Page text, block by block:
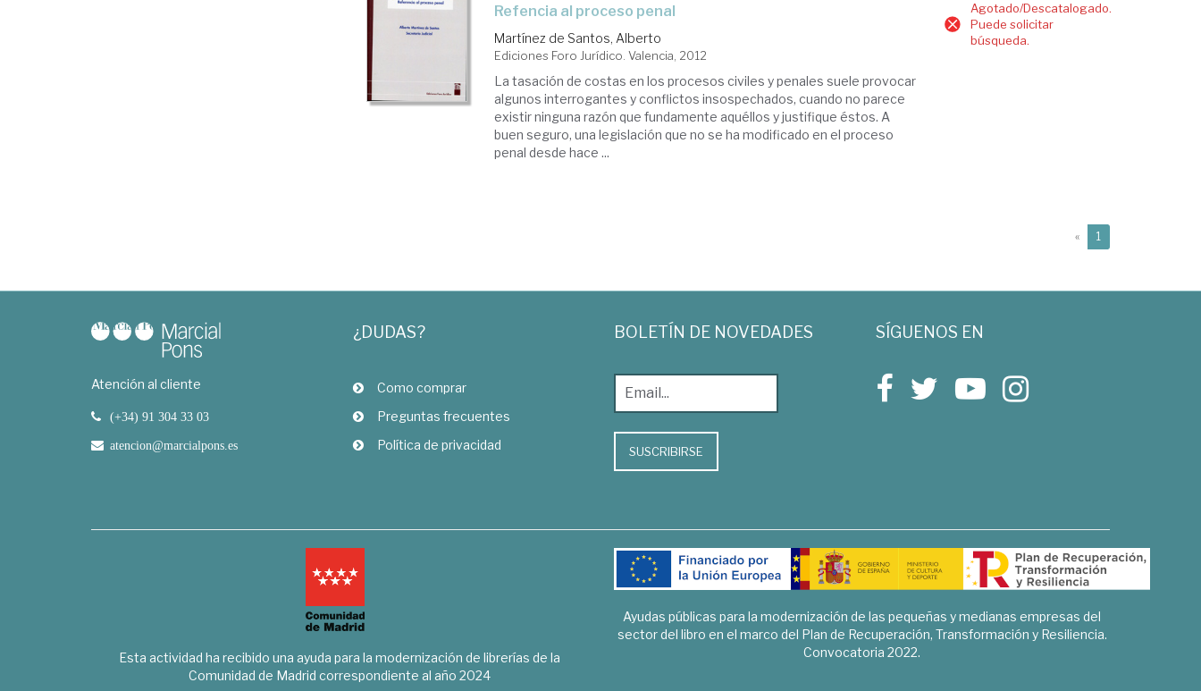
refencia al proceso penal
Martínez de Santos, Alberto
Ediciones Foro Jurídico. Valencia, 2012
La tasación de costas en los procesos civiles y penales suele provocar
algunos interrogantes y conflictos insospechados, cuando no parece
existir ninguna razón que fundamente aquéllos y justifique éstos. A
buen seguro, una legislación que no se ha modificado en el proceso
penal desde hace ...
Agotado/Descatalogado.
Puede solicitar
búsqueda.
« 1
Atención al cliente
(+34) 91 304 33 03
atencion@marcialpons.es
¿DUDAS?
Como comprar
Preguntas frecuentes
Política de privacidad
BOLETÍN DE NOVEDADES
SUSCRIBIRSE
SÍGUENOS EN
Esta actividad ha recibido una ayuda para la modernización de librerías de la
Comunidad de Madrid correspondiente al año 2024
Ayudas públicas para la modernización de las pequeñas y medianas empresas del
sector del libro en el marco del Plan de Recuperación, Transformación y Resiliencia.
Convocatoria 2022.